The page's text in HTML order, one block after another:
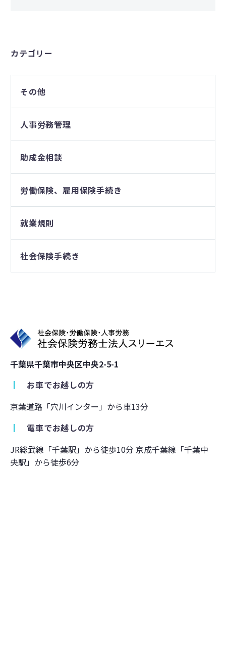
カテゴリー
その他
人事労務管理
助成金相談
労働保険、雇用保険手続き
就業規則
社会保険手続き
千葉県千葉市中央区中央2-5-1
┃
お車でお越しの方
京葉道路「穴川インター」から車13分
┃
電車でお越しの方
JR総武線「千葉駅」から徒歩10分 京成千葉線「千葉中
央駅」から徒歩6分